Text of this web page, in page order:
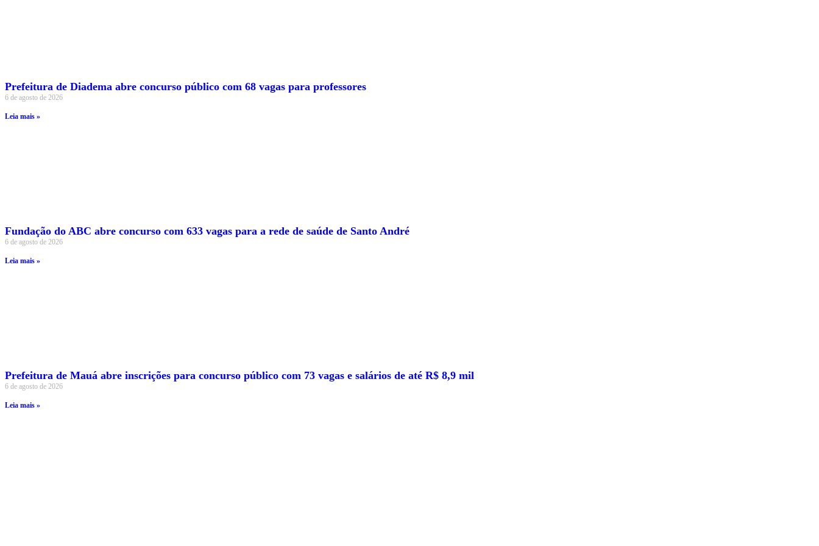
Prefeitura de Diadema abre concurso público com 68 vagas para professores
6 de agosto de 2026
Leia mais »
Fundação do ABC abre concurso com 633 vagas para a rede de saúde de Santo André
6 de agosto de 2026
Leia mais »
Prefeitura de Mauá abre inscrições para concurso público com 73 vagas e salários de até R$ 8,9 mil
6 de agosto de 2026
Leia mais »